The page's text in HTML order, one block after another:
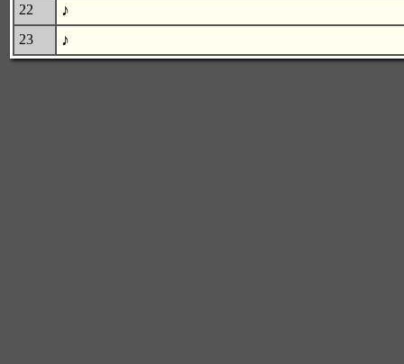
22 ♪
23 ♪